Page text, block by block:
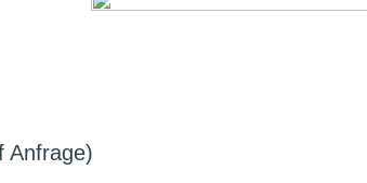
Anfrage)